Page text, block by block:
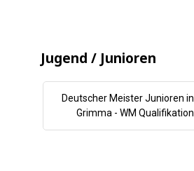
Jugend / Junioren
Deutscher Meister Junioren in
Grimma - WM Qualifikation